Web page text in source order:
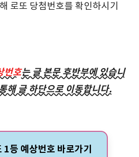
로또 당첨번호를 확인하시기
번호는 글 본문 후반부에 있습니
해 글 하단으로 이동합니다.
1등 예상번호 바로가기